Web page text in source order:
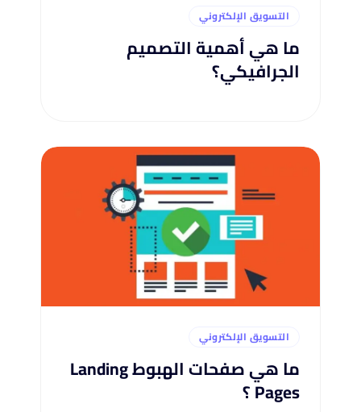
التسويق الإلكتروني
ما هي أهمية التصميم
الجرافيكي؟
التسويق الإلكتروني
ما هي صفحات الهبوط Landing
Pages ؟